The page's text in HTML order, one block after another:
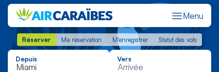
Menu
Réserver Ma réservation M'enregistrer Statut des vols
Réserver Ma réservation M'enregistrer Statut des vols
Depuis Vers